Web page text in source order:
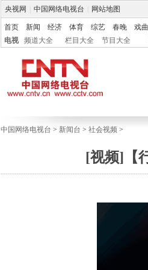
央视网 中国网络电视台 网站地图
首页 新闻 经济 体育 综艺 春晚 戏曲
电视
频道大全 栏目大全 节目大全
中国网络电视台 > 新闻台 > 社会视频 >
[视频]【